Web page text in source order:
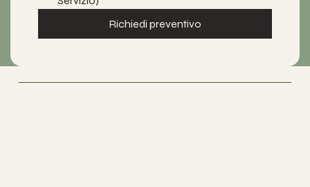
Richiedi preventivo